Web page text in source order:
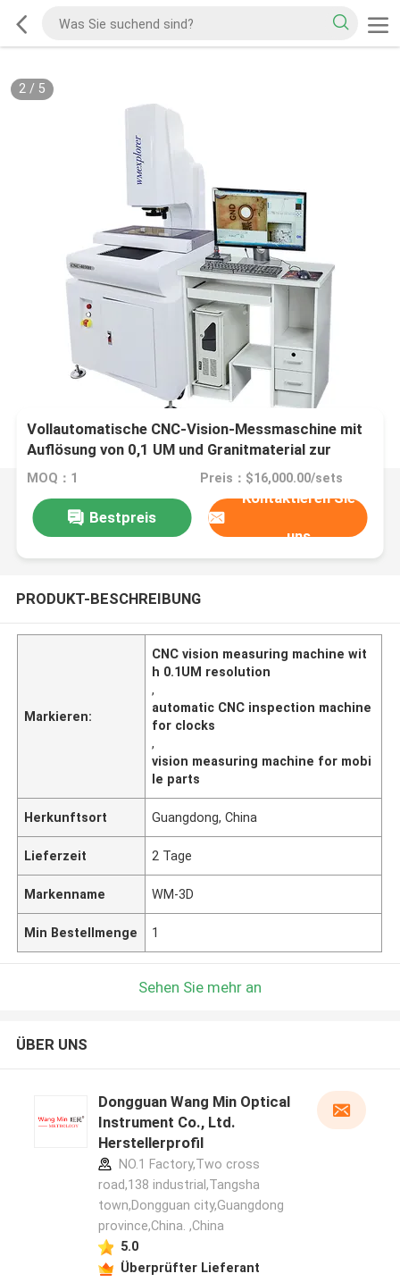
2/ 5
Vollautomatische CNC-Vision-Messmaschine mit
Auflösung von 0,1 UM und Granitmaterial zur
Präzisionsprüfung
MOQ：1 Preis：$16,000.00/sets
Bestpreis
Kontaktieren Sie
uns
PRODUKT-BESCHREIBUNG
Markieren:
CNC vision measuring machine wit
h 0.1UM resolution
,
automatic CNC inspection machine
for clocks
,
vision measuring machine for mobi
le parts
Herkunftsort Guangdong, China
Lieferzeit 2 Tage
Markenname WM-3D
Min Bestellmenge 1
Sehen Sie mehr an
ÜBER UNS
Dongguan Wang Min Optical
Instrument Co., Ltd.
Herstellerprofil
NO.1 Factory,Two cross
road,138 industrial,Tangsha
town,Dongguan city,Guangdong
province,China. ,China
5.0
Überprüfter Lieferant